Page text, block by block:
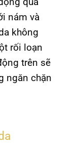
nám và
không
rối loạn
trên sẽ
ngăn chặn